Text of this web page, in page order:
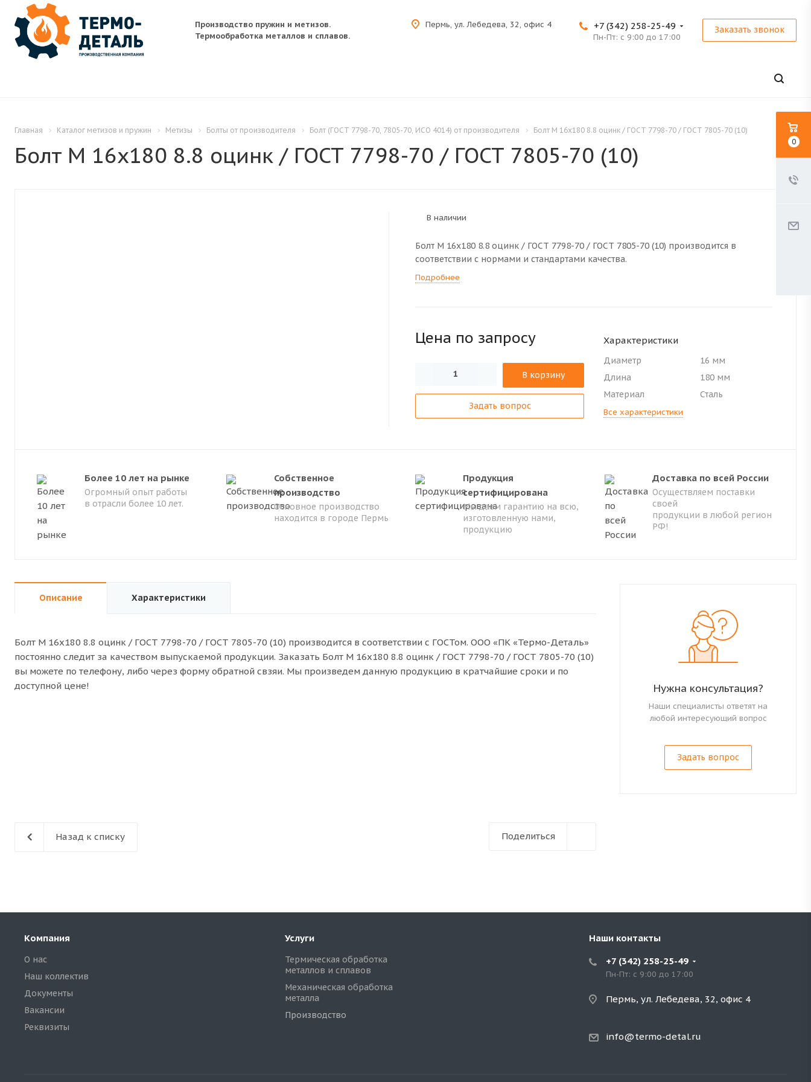
Производство пружин и метизов.
Термообработка металлов и сплавов.
+7 (342) 258-25-49
Пн-Пт: с 9:00 до 17:00
Заказать звонок
Пермь, ул. Лебедева, 32, офис 4
Главная Каталог метизов и пружин Метизы Болты от производителя Болт (ГОСТ 7798-70, 7805-70, ИСО 4014) от производителя Болт M 16x180 8.8 оцинк / ГОСТ 7798-70 / ГОСТ 7805-70 (10)
Болт M 16x180 8.8 оцинк / ГОСТ 7798-70 / ГОСТ 7805-70 (10)
В наличии
Болт M 16x180 8.8 оцинк / ГОСТ 7798-70 / ГОСТ 7805-70 (10) производится в
соответствии с нормами и стандартами качества.
Подробнее
Цена по запросу
В корзину
Задать вопрос
Характеристики
Диаметр
16 мм
Длина
180 мм
Материал
Сталь
Все характеристики
Более 10 лет на рынке
Огромный опыт работы
в отрасли более 10 лет.
Собственное
производство
Основное производство
находится в городе Пермь
Продукция
сертифицирована
Мы даем гарантию на всю,
изготовленную нами,
продукцию
Доставка по всей России
Осуществляем поставки
своей
продукции в любой регион
РФ!
Описание Характеристики
Болт M 16x180 8.8 оцинк / ГОСТ 7798-70 / ГОСТ 7805-70 (10) производится в соответствии с ГОСТом. ООО «ПК «Термо-Деталь»
постоянно следит за качеством выпускаемой продукции. Заказать Болт M 16x180 8.8 оцинк / ГОСТ 7798-70 / ГОСТ 7805-70 (10)
вы можете по телефону, либо через форму обратной свзяи. Мы произведем данную продукцию в кратчайшие сроки и по
доступной цене!
Нужна консультация?
Наши специалисты ответят на
любой интересующий вопрос
Задать вопрос
Поделиться
Назад к списку
Компания
О нас
Наш коллектив
Документы
Вакансии
Реквизиты
Услуги
Термическая обработка
металлов и сплавов
Механическая обработка
металла
Производство
Наши контакты
+7 (342) 258-25-49
Пн-Пт: с 9:00 до 17:00
Пермь, ул. Лебедева, 32, офис 4
info@termo-detal.ru
0